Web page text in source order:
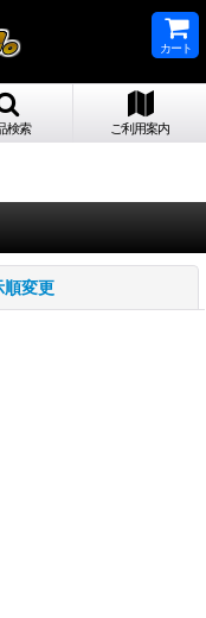
カート
検索 ご利用案内
順変更